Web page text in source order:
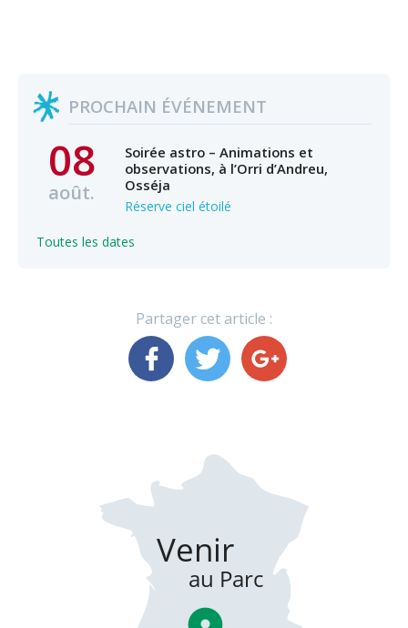
PROCHAIN ÉVÉNEMENT
08
août.
Soirée astro – Animations et
observations, à l’Orri d’Andreu,
Osséja
Réserve ciel étoilé
Toutes les dates
Partager cet article :